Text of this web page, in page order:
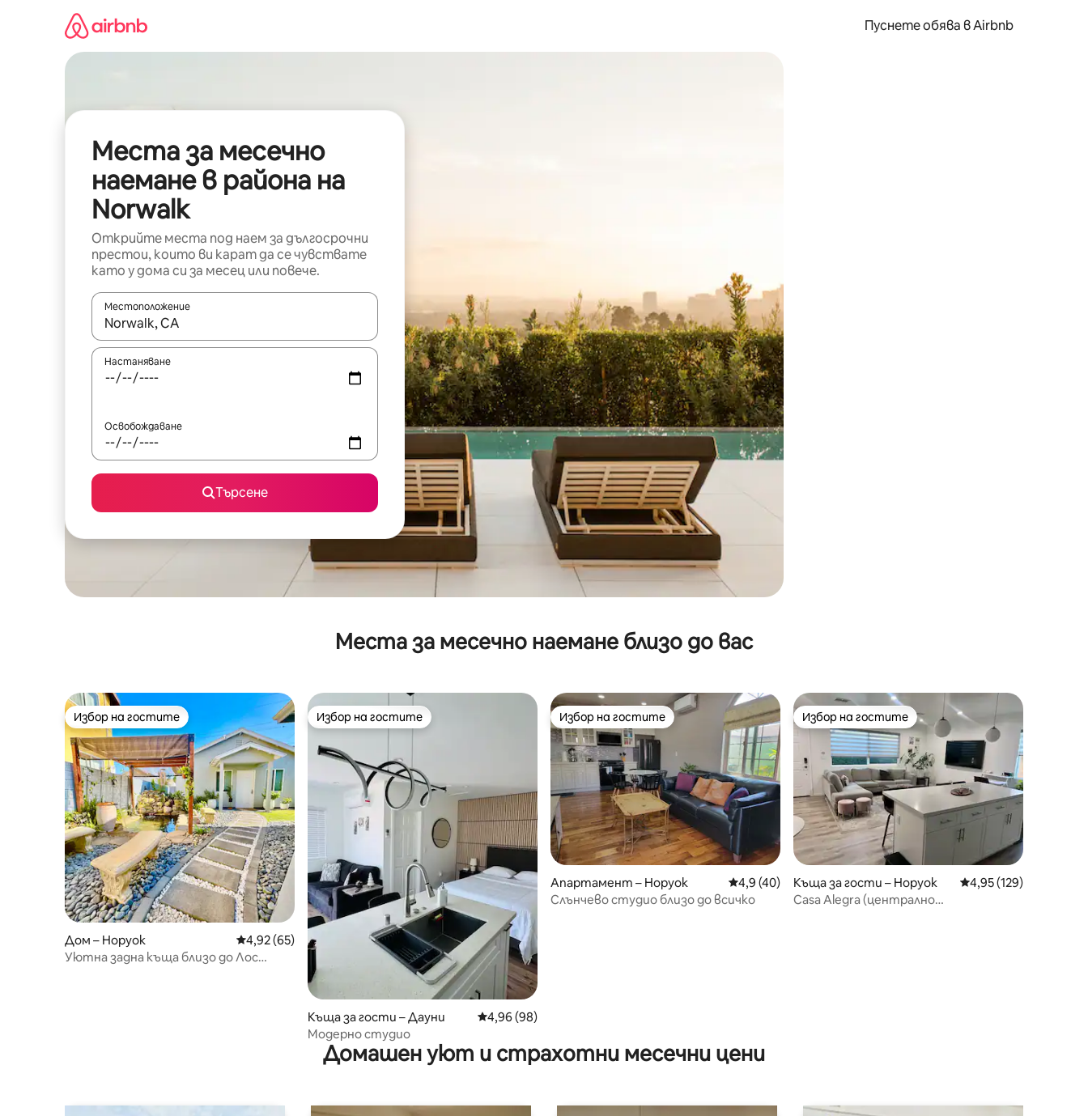
съдържанието
Пуснете обява в Airbnb
Места за месечно
наемане в района на
Norwalk
Открийте места под наем за дългосрочни
престои, които ви карат да се чувствате
като у дома си за месец или повече.
Местоположение
Когато резултатите се покажат, използвайте клавишите със стрелки нагоре и надолу или навигирайте с докосване или плъзгане.
Настаняване
Освобождаване
Търсене
Места за месечно наемане близо до вас
Избор на гостите
Избор на гостите
Дом – Норуок Средна оценка: 4,92 от 5, 65 отзива
4,92 (65)
Уютна задна къща близо до Лос
Избор на гостите
Избор на гостите
Къща за гости – Дауни Средна оценка: 4,96 от 5, 98 отзива
4,96 (98)
Модерно студио
Избор на гостите
Избор на гостите
Апартамент – Норуок Средна оценка: 4,9 от 5, 40 отзива
4,9 (40)
Слънчево студио близо до всичко
Избор на гостите
Избор на гостите
Къща за гости – Норуок Средна оценка: 4,95
4,95 (129)
Casa Alegra (централно
Домашен уют и страхотни месечни цени